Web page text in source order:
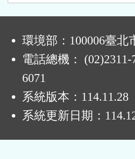
環境部：100006臺北
電話總機：
6071
系統版本： 114.11.28
系統更新日期：